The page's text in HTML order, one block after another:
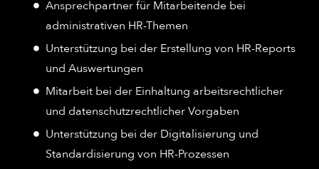
Ansprechpartner für Mitarbeitende bei
administrativen HR-Themen
Unterstützung bei der Erstellung von HR-Reports
und Auswertungen
Mitarbeit bei der Einhaltung arbeitsrechtlicher
und datenschutzrechtlicher Vorgaben
Unterstützung bei der Digitalisierung und
Standardisierung von HR-Prozessen